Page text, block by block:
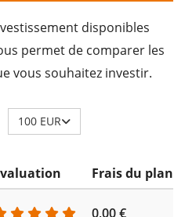
disponibles
permet de comparer les
vous souhaitez investir.
100 EUR
Frais du plan
0,00 €